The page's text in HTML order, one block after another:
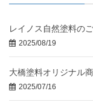
レイノス自然塗料の
2025/08/19
大橋塗料オリジナル
2025/07/16